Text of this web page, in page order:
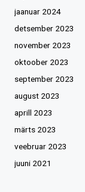
jaanuar 2024
detsember 2023
november 2023
oktoober 2023
september 2023
august 2023
aprill 2023
märts 2023
veebruar 2023
juuni 2021